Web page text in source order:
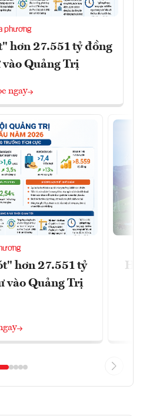
phương
hơn 27.551 tỷ đồng
Quảng Trị
ngay
hơn 27.551 tỷ
vào Quảng Trị
Hà